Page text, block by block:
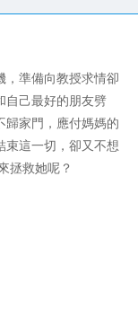
，準備向教授求情卻
自己最好的朋友劈
歸家門，應付媽媽的
束這一切，卻又不想
拯救她呢？